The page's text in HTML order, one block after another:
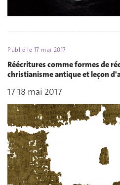
Publié le 17 mai 2017
Réécritures comme formes de
christianisme antique et leçon
17-18 mai 2017